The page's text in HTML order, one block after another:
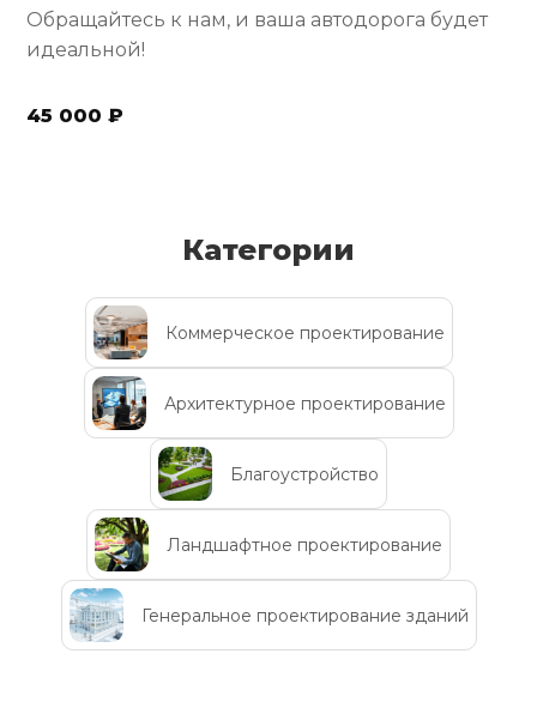
Обращайтесь к нам, и ваша автодорога будет
идеальной!
45 000 ₽
Категории
Коммерческое проектирование
Архитектурное проектирование
Благоустройство
Ландшафтное проектирование
Генеральное проектирование зданий